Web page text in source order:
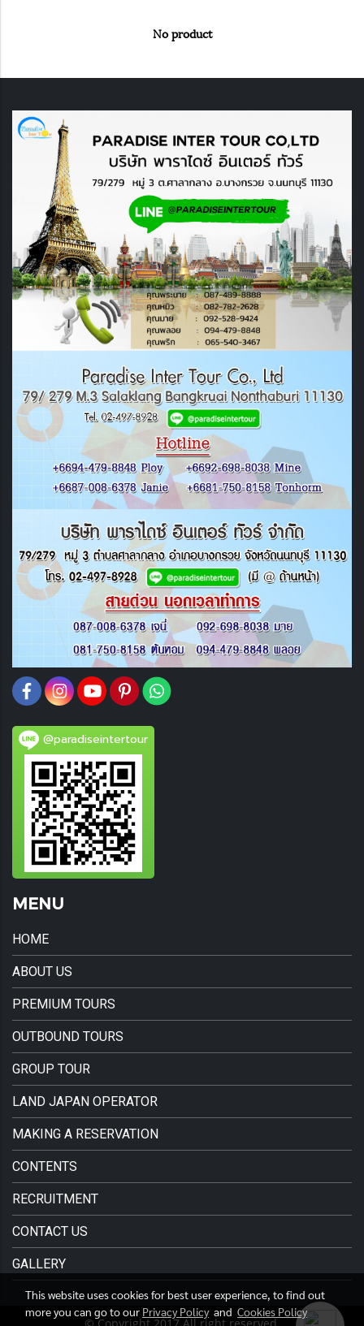
No product
@paradiseintertour
MENU
HOME
ABOUT US
PREMIUM TOURS
OUTBOUND TOURS
GROUP TOUR
LAND JAPAN OPERATOR
MAKING A RESERVATION
CONTENTS
RECRUITMENT
CONTACT US
GALLERY
This website uses cookies for best user experience, to find out
more you can go to our Privacy Policyand Cookies Policy